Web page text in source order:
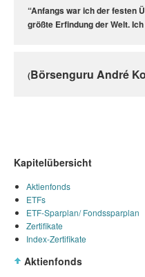
“Anfangs war ich der festen
größte Erfindung der Welt.
(Börsenguru André
Kapitelübersicht
Aktienfonds
ETFs
ETF-Sparplan/ Fondssparplan
Zertifikate
Index-Zertifikate
Aktienfonds